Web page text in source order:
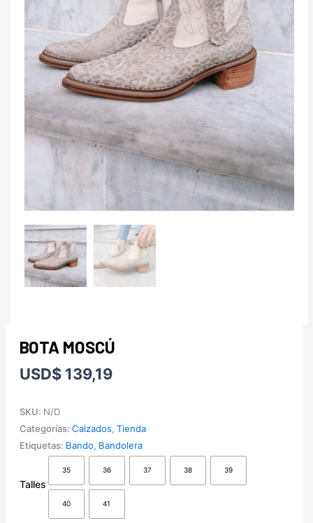
BOTA MOSCÚ
USD$139,19
SKU: N/D
Categorías: Calzados, Tienda
Etiquetas: Bando, Bandolera
Talles
35 36 37 38 39
40 41
cantidad